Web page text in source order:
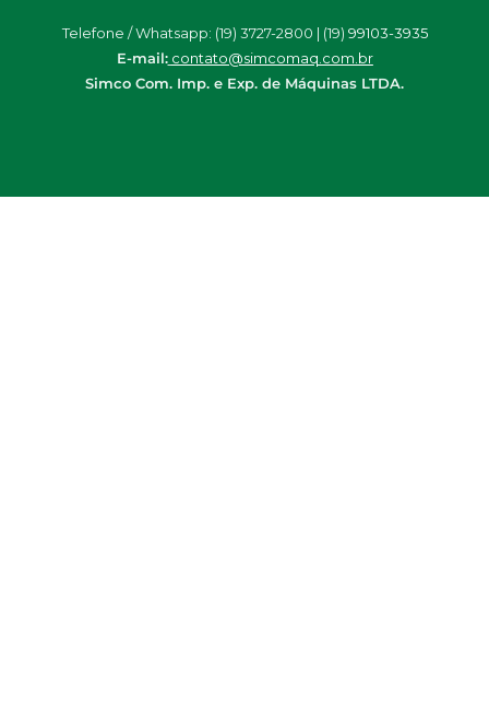
Telefone / Whatsapp: (19) 3727-2800 | (19) 99103-3935
E-mail: contato@simcomaq.com.br
Simco Com. Imp. e Exp. de Máquinas LTDA.